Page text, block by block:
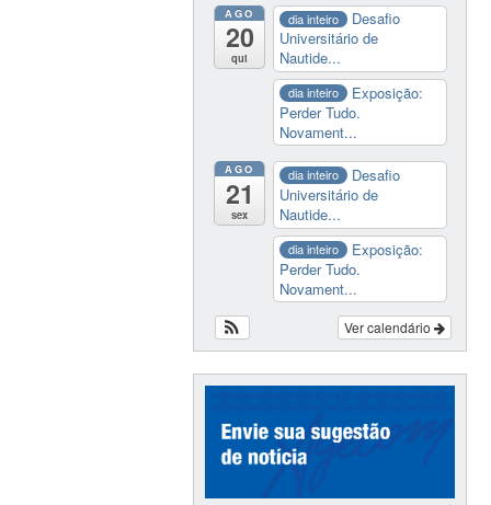
AGO
20
qui
dia inteiro
Desafio
Universitário de
Nautide...
dia inteiro
Exposição:
Perder Tudo.
Novament...
AGO
21
sex
dia inteiro
Desafio
Universitário de
Nautide...
dia inteiro
Exposição:
Perder Tudo.
Novament...
Ver calendário